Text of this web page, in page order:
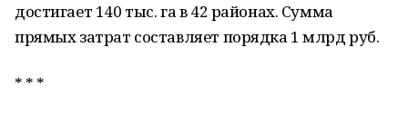
достигает 140 тыс. га в 42 районах. Сумма
прямых затрат составляет порядка 1 млрд руб.
* * *